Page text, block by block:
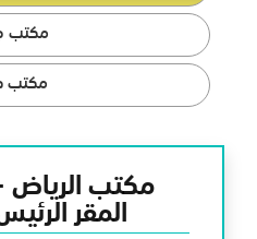
مكتب
مكتب
مكتب الرياض
المقر